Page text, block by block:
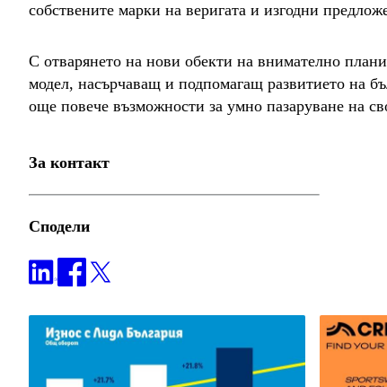
собствените марки на веригата и изгодни
С отварянето на нови обекти на внимателно
модел, насърчаващ и подпомагащ развитието на
още повече възможности за умно пазаруване на
За контакт
Сподели